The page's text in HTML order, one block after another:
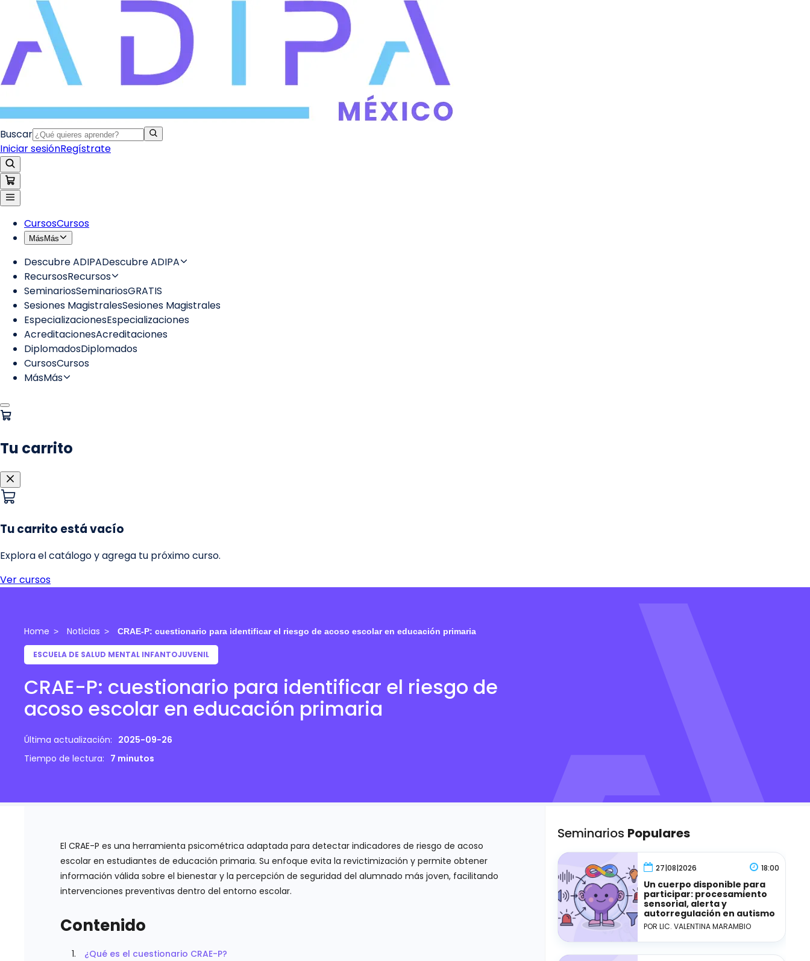
Home Noticias CRAE-P: cuestionario para identificar el riesgo de acoso escolar en educación primaria
ESCUELA DE SALUD MENTAL INFANTOJUVENIL
CRAE-P: cuestionario para identificar el riesgo de
acoso escolar en educación primaria
Última actualización: 2025-09-26
Tiempo de lectura: 7 minutos
El CRAE-P es una herramienta psicométrica adaptada para detectar indicadores de riesgo de acoso
escolar en estudiantes de educación primaria. Su enfoque evita la revictimización y permite obtener
información válida sobre el bienestar y la percepción de seguridad del alumnado más joven, facilitando
intervenciones preventivas dentro del entorno escolar.
Contenido
¿Qué es el cuestionario CRAE-P?
Seminarios Populares
27|08|2026 18:00
Un cuerpo disponible para
participar: procesamiento
sensorial, alerta y
autorregulación en autismo
POR LIC. VALENTINA MARAMBIO